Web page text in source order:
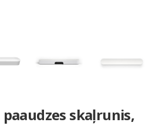
paaudzes skaļrunis,